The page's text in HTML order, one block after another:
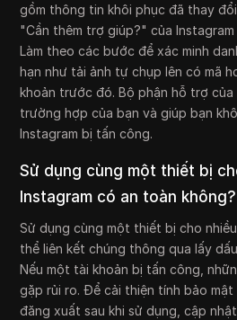
gồm thông tin khôi phục đã thay
"Cần thêm trợ giúp?" của
Làm theo các bước để xác minh
hạn như tải ảnh tự chụp lên có mã
khoản trước đó. Bộ phận hỗ trợ của
trường hợp của bạn và giúp bạn
Instagram bị tấn công.
Sử dụng cùng một thiết bị
Instagram có an toàn không?
Sử dụng cùng một thiết bị cho
thể liên kết chúng thông qua lấy
Nếu một tài khoản bị tấn công,
gặp rủi ro. Để cải thiện tính bảo mật
đăng xuất sau khi sử dụng, cập